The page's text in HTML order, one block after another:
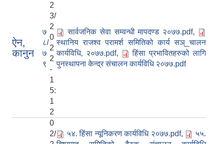
ऐन,
कानुन
७
८/
७
९
2
3/
2
0
2
2
-
1
5:
1
2
सार्वजनिक सेवा सम्वन्धी मापदण्ड २०७७.pdf,
स्थानिय राजश्व परामर्श समितिको कार्य सञ्_चालन
कार्यविधि, २०७७.pdf,
हिंसा प्रभावितहरुको लागि
पुनस्थापना केन्द्र संचालन कार्यविधि २०७७.pdf
0
2/
५४. हिंसा न्यूनिकरण कार्यविधि २०७७.pdf,
५५.